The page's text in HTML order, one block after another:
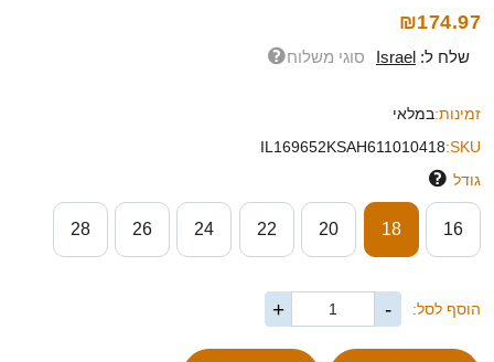
₪174.97
שלח ל: Israel סוגי משלוח
זמינות:במלאי
SKU:
IL169652KSAH611010418
גודל
16
18
20
22
24
26
28
הוסף לסל: -
+